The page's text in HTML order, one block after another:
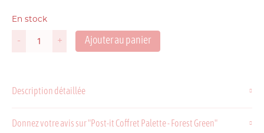
En stock
-
quantité
Coffret
Forest
+ Ajouter au panier
Description détaillée
Donnez votre avis sur "Post-it Coffret Palette - Forest Green"